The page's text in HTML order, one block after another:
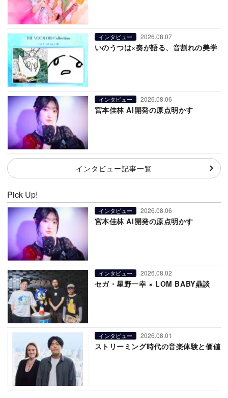
インタビュー 2026.08.07
いのうつは×奏が語る、音割れの美学
インタビュー 2026.08.06
宮本佳林 AI開発の原点明かす
インタビュー記事一覧
Pick Up!
インタビュー 2026.08.06
宮本佳林 AI開発の原点明かす
インタビュー 2026.08.02
セガ・星野一幸 × LOM BABY鼎談
インタビュー 2026.08.01
ストリーミング時代の音楽体験と価値